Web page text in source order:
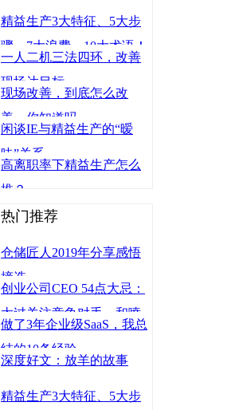
精益生产3大特征、5大步
骤、7大浪费、10大术语！
一人二机三法四环，改善
现场达目标
现场改善，到底怎么改
善，你知道吗
闲谈IE与精益生产的“暧
昧”关系
高离职率下精益生产怎么
推？
热门推荐
仓储匠人2019年分享感悟
摘选
创业公司CEO 54点大忌：
太过关注竞争对手、和喷
做了3年企业级SaaS，我总
结的10条经验
深度好文：放羊的故事
精益生产3大特征、5大步